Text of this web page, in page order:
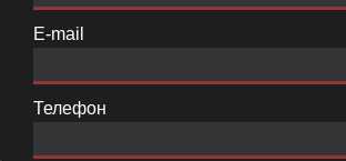
E-mail
Телефон